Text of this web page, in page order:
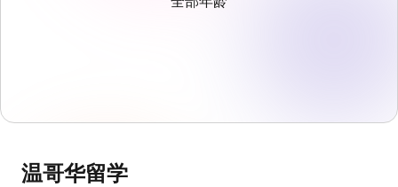
温哥华留学